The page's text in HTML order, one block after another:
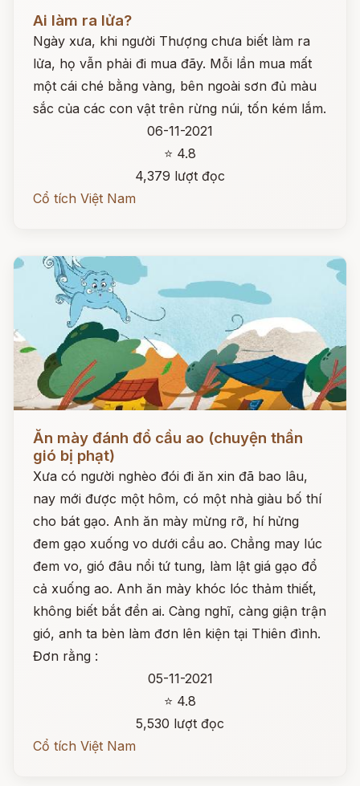
Ai làm ra lửa?
Ngày xưa, khi người Thượng chưa biết làm ra
lửa, họ vẫn phải đi mua đãy. Mỗi lần mua mất
một cái ché bằng vàng, bên ngoài sơn đủ màu
sắc của các con vật trên rừng núi, tốn kém lắm.
06-11-2021
⭐ 4.8
4,379 lượt đọc
Cổ tích Việt Nam
Đọc ngay
Ăn mày đánh đổ cầu ao (chuyện thần
gió bị phạt)
Xưa có người nghèo đói đi ăn xin đã bao lâu,
nay mới được một hôm, có một nhà giàu bố thí
cho bát gạo. Anh ăn mày mừng rỡ, hí hửng
đem gạo xuống vo dưới cầu ao. Chẳng may lúc
đem vo, gió đâu nổi tứ tung, làm lật giá gạo đổ
cả xuống ao. Anh ăn mày khóc lóc thảm thiết,
không biết bắt đền ai. Càng nghĩ, càng giận trận
gió, anh ta bèn làm đơn lên kiện tại Thiên đình.
Đơn rằng :
05-11-2021
⭐ 4.8
5,530 lượt đọc
Cổ tích Việt Nam